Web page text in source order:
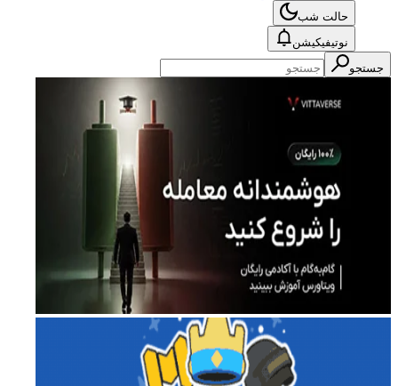
حالت شب
نوتیفیکیشن
جستجو